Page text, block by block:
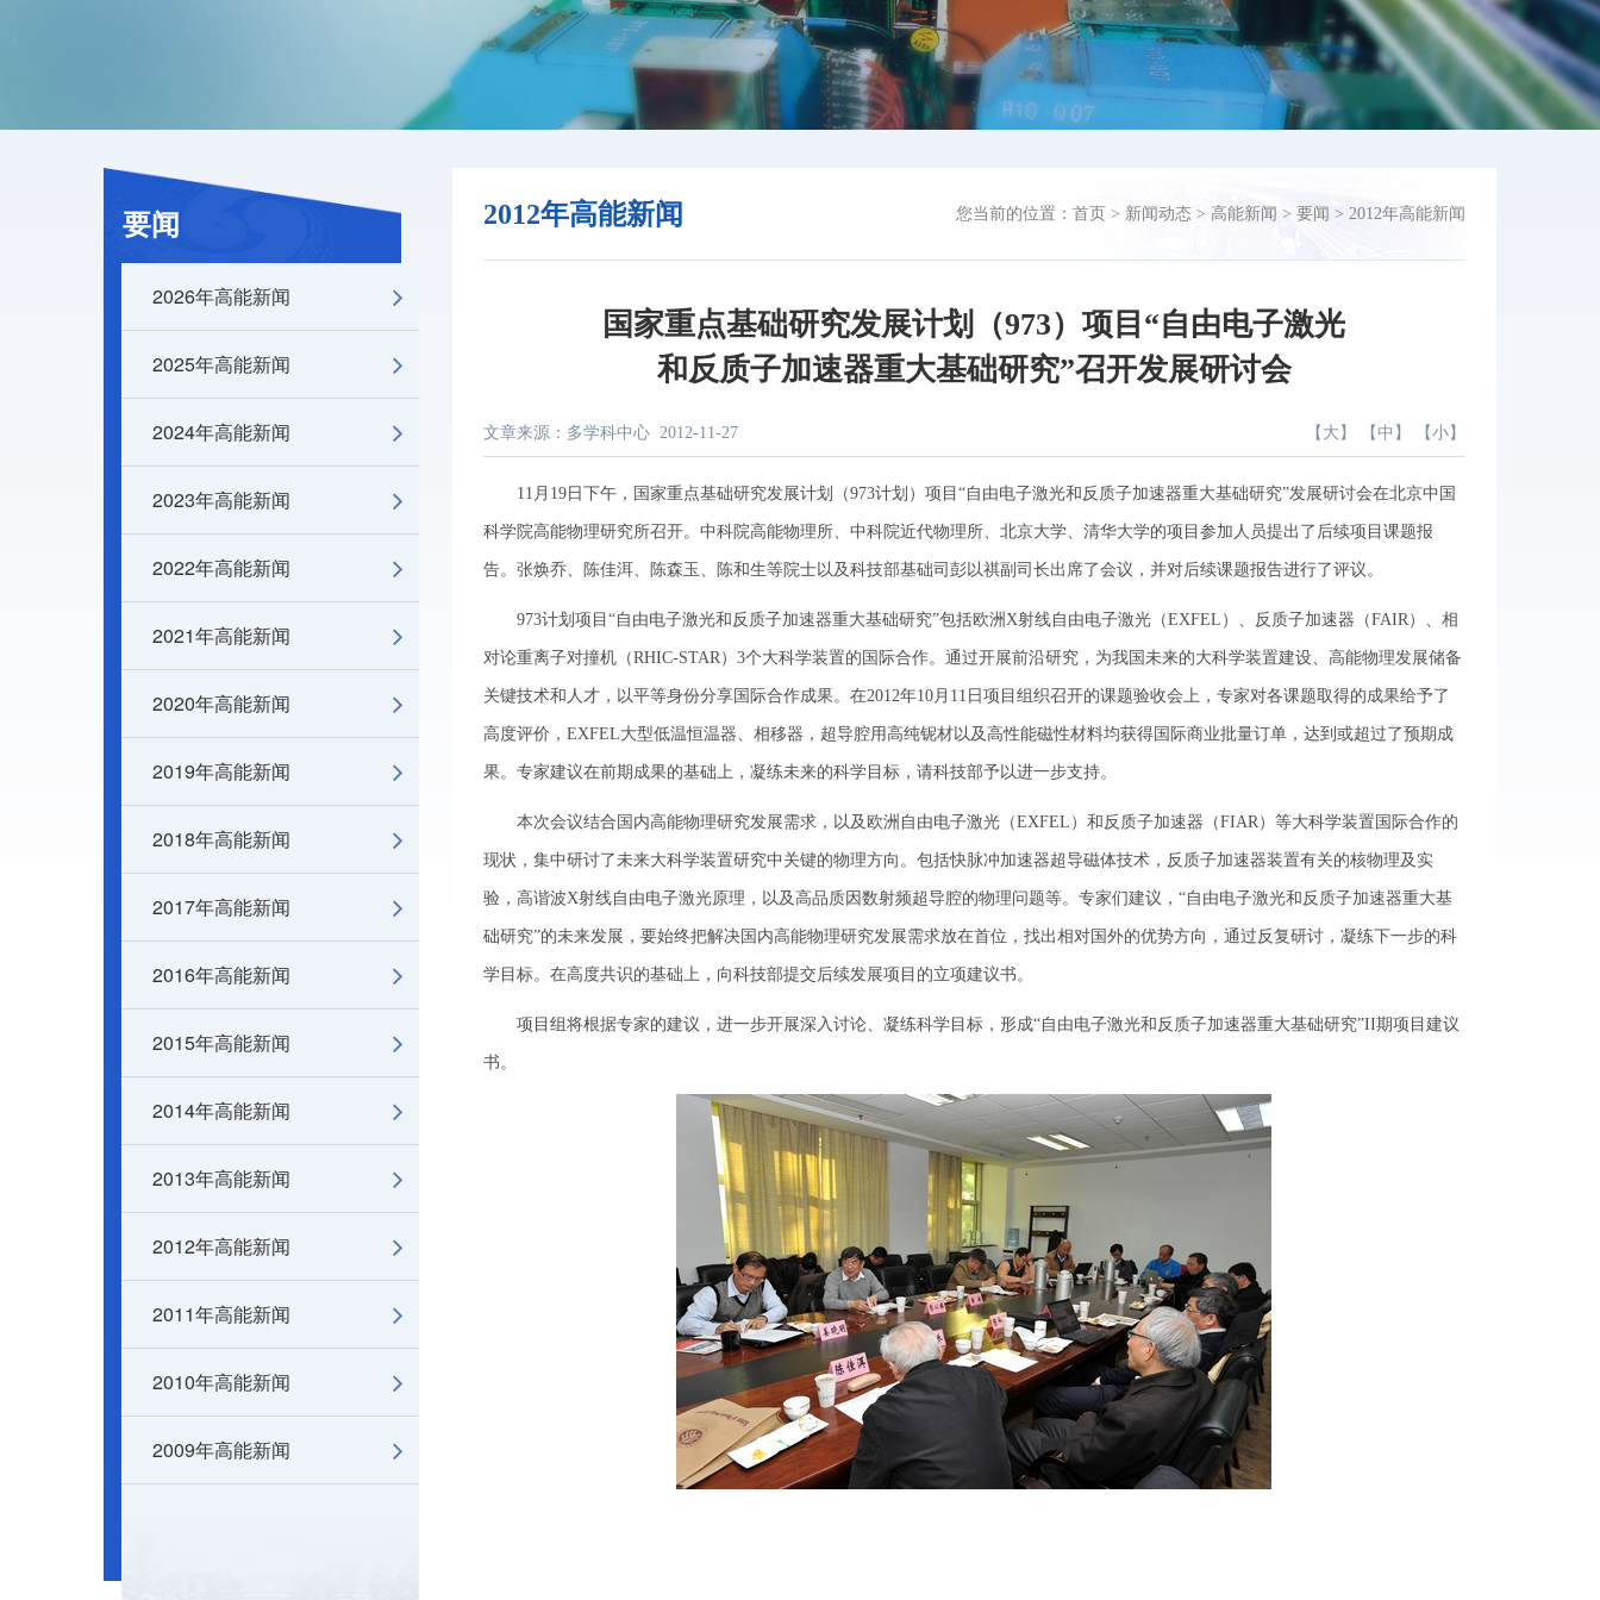
要闻
2026年高能新闻
2025年高能新闻
2024年高能新闻
2023年高能新闻
2022年高能新闻
2021年高能新闻
2020年高能新闻
2019年高能新闻
2018年高能新闻
2017年高能新闻
2016年高能新闻
2015年高能新闻
2014年高能新闻
2013年高能新闻
2012年高能新闻
2011年高能新闻
2010年高能新闻
2009年高能新闻
2012年高能新闻 您当前的位置： 首页 > 新闻动态 > 高能新闻 > 要闻 > 2012年高能新闻
国家重点基础研究发展计划（973）项目“自由电子激光
和反质子加速器重大基础研究”召开发展研讨会
文章来源：多学科中心 2012-11-27 【 大 】 【 中 】 【 小 】
11月19日下午，国家重点基础研究发展计划（973计划）项目“自由电子激光和反质子加速器重大基础研究”发展研讨会在北京中国
科学院高能物理研究所召开。中科院高能物理所、中科院近代物理所、北京大学、清华大学的项目参加人员提出了后续项目课题报
告。张焕乔、陈佳洱、陈森玉、陈和生等院士以及科技部基础司彭以祺副司长出席了会议，并对后续课题报告进行了评议。
973计划项目“自由电子激光和反质子加速器重大基础研究”包括欧洲X射线自由电子激光（EXFEL）、反质子加速器（FAIR）、相
对论重离子对撞机（RHIC-STAR）3个大科学装置的国际合作。通过开展前沿研究，为我国未来的大科学装置建设、高能物理发展储备
关键技术和人才，以平等身份分享国际合作成果。在2012年10月11日项目组织召开的课题验收会上，专家对各课题取得的成果给予了
高度评价，EXFEL大型低温恒温器、相移器，超导腔用高纯铌材以及高性能磁性材料均获得国际商业批量订单，达到或超过了预期成
果。专家建议在前期成果的基础上，凝练未来的科学目标，请科技部予以进一步支持。
本次会议结合国内高能物理研究发展需求，以及欧洲自由电子激光（EXFEL）和反质子加速器（FIAR）等大科学装置国际合作的
现状，集中研讨了未来大科学装置研究中关键的物理方向。包括快脉冲加速器超导磁体技术，反质子加速器装置有关的核物理及实
验，高谐波X射线自由电子激光原理，以及高品质因数射频超导腔的物理问题等。专家们建议，“自由电子激光和反质子加速器重大基
础研究”的未来发展，要始终把解决国内高能物理研究发展需求放在首位，找出相对国外的优势方向，通过反复研讨，凝练下一步的科
学目标。在高度共识的基础上，向科技部提交后续发展项目的立项建议书。
项目组将根据专家的建议，进一步开展深入讨论、凝练科学目标，形成“自由电子激光和反质子加速器重大基础研究”II期项目建议
书。